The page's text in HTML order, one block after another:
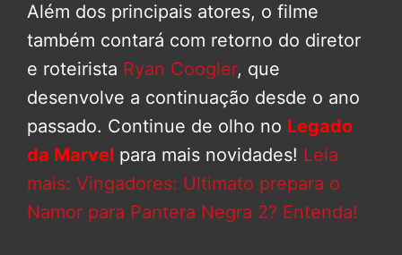
Além dos principais atores, o filme
também contará com retorno do diretor
e roteirista Ryan Coogler, que
desenvolve a continuação desde o ano
passado. Continue de olho no Legado
da Marvel para mais novidades! Leia
mais: Vingadores: Ultimato prepara o
Namor para Pantera Negra 2? Entenda!